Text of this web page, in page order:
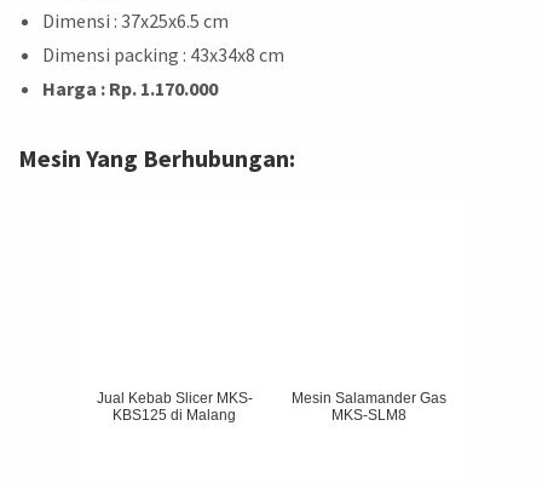
Dimensi : 37x25x6.5 cm
Dimensi packing : 43x34x8 cm
Harga : Rp. 1.170.000
Mesin Yang Berhubungan:
Jual Kebab Slicer MKS-
KBS125 di Malang
Mesin Salamander Gas
MKS-SLM8